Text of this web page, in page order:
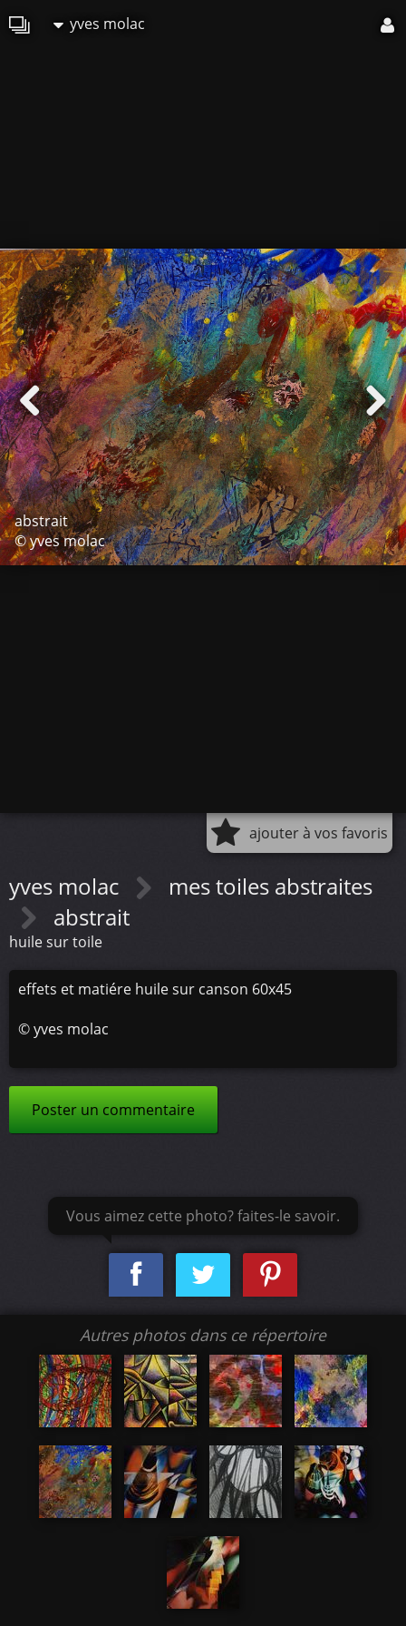
yves molac
abstrait
© yves molac
ajouter à vos favoris
yves molac
mes toiles abstraites
abstrait
huile sur toile
effets et matiére huile sur canson 60x45
©yves molac
Poster un commentaire
Vous aimez cette photo? faites-le savoir.
Autres photos dans ce répertoire